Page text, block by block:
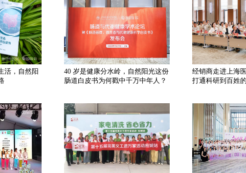
活，自然阳
40 岁是健康分水岭，自然阳光这份
肠道白皮书为何戳中千万中年人？
经销商走进上海
打通科研到百姓